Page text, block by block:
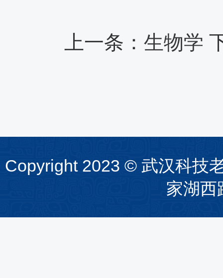
上一条： 生物学
Copyright 2023 © 武汉科技
家湖西